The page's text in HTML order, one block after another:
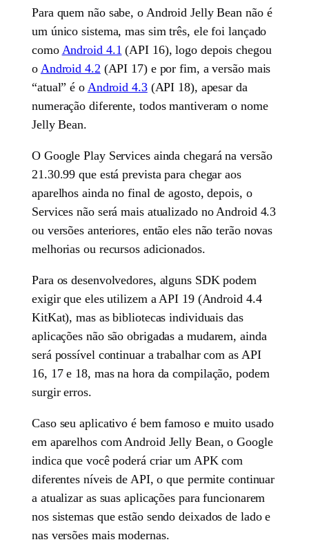
Para quem não sabe, o Android Jelly Bean não é
um único sistema, mas sim três, ele foi lançado
como Android 4.1 (API 16), logo depois chegou
o Android 4.2 (API 17) e por fim, a versão mais
“atual” é o Android 4.3(API 18), apesar da
numeração diferente, todos mantiveram o nome
Jelly Bean.
O Google Play Services ainda chegará na versão
21.30.99 que está prevista para chegar aos
aparelhos ainda no final de agosto, depois, o
Services não será mais atualizado no Android 4.3
ou versões anteriores, então eles não terão novas
melhorias ou recursos adicionados.
Para os desenvolvedores, alguns SDK podem
exigir que eles utilizem a API 19 (Android 4.4
KitKat), mas as bibliotecas individuais das
aplicações não são obrigadas a mudarem, ainda
será possível continuar a trabalhar com as API
16, 17 e 18, mas na hora da compilação, podem
surgir erros.
Caso seu aplicativo é bem famoso e muito usado
em aparelhos com Android Jelly Bean, o Google
indica que você poderá criar um APK com
diferentes níveis de API, o que permite continuar
a atualizar as suas aplicações para funcionarem
nos sistemas que estão sendo deixados de lado e
nas versões mais modernas.